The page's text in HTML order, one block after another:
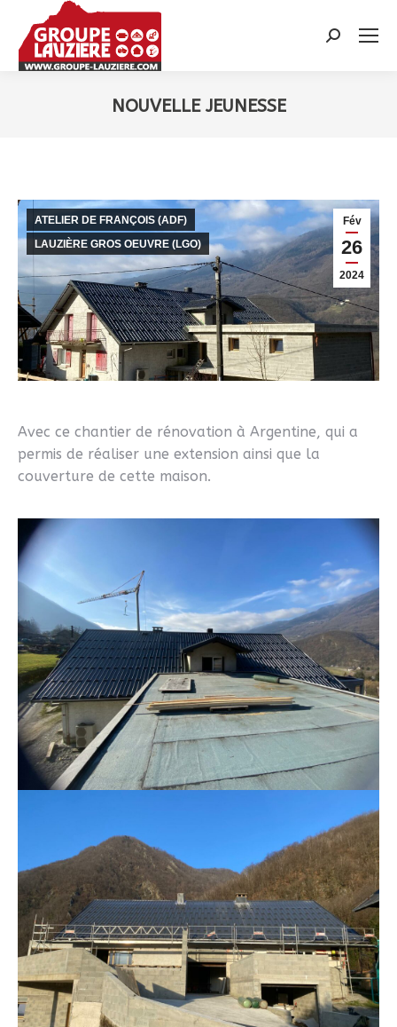
Recherche
NOUVELLE JEUNESSE
Fév
26
2024
ATELIER DE FRANÇOIS (ADF)
LAUZIÈRE GROS OEUVRE (LGO)
Avec ce chantier de rénovation à Argentine, qui a
permis de réaliser une extension ainsi que la
couverture de cette maison.